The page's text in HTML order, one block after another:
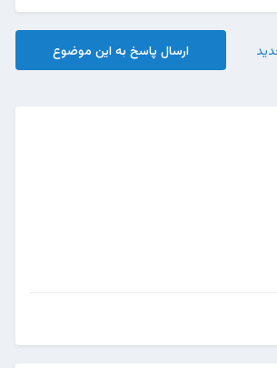
ارسال پاسخ به این موضوع